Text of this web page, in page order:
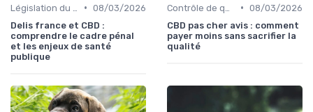
• 08/03/2026
Delis france et CBD :
comprendre le cadre pénal
et les enjeux de santé
publique
• 08/03/2026
CBD pas cher avis : comment
payer moins sans sacrifier la
qualité